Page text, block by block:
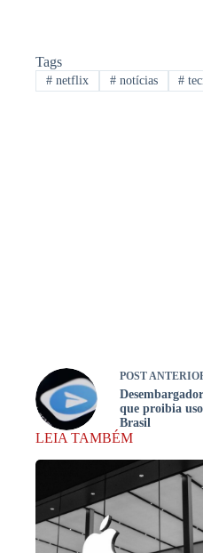
Tags
#netflix #notícias #
POST
que proibia
Brasil
LEIA TAMBÉM